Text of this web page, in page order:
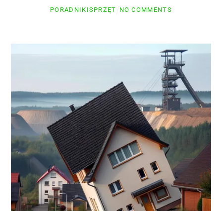
PORADNIKISPRZĘT NO COMMENTS